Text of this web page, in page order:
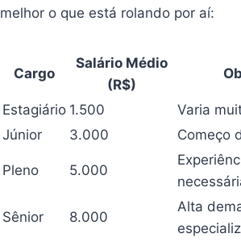
melhor o que está rolando por aí:
Cargo
Salário Médio
(R$)
Estagiário 1.500
Varia
Júnior
3.000 Começo
Pleno 5.000
Sênior 8.000
Alta